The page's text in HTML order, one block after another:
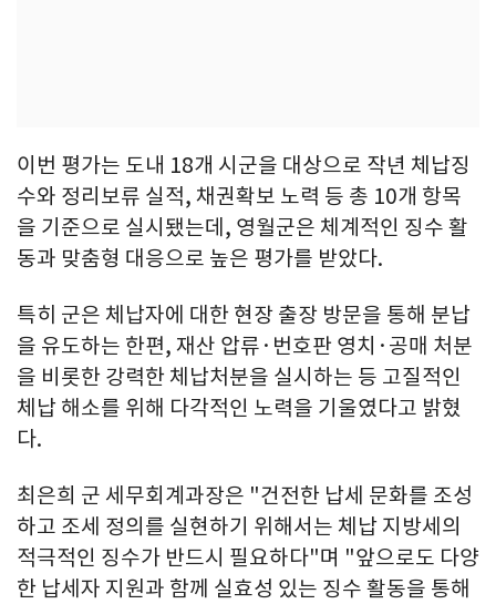
이번 평가는 도내 18개 시군을 대상으로 작년 체납징
수와 정리보류 실적, 채권확보 노력 등 총 10개 항목
을 기준으로 실시됐는데, 영월군은 체계적인 징수 활
동과 맞춤형 대응으로 높은 평가를 받았다.
특히 군은 체납자에 대한 현장 출장 방문을 통해 분납
을 유도하는 한편, 재산 압류·번호판 영치·공매 처분
을 비롯한 강력한 체납처분을 실시하는 등 고질적인
체납 해소를 위해 다각적인 노력을 기울였다고 밝혔
다.
최은희 군 세무회계과장은 "건전한 납세 문화를 조성
하고 조세 정의를 실현하기 위해서는 체납 지방세의
적극적인 징수가 반드시 필요하다"며 "앞으로도 다양
한 납세자 지원과 함께 실효성 있는 징수 활동을 통해